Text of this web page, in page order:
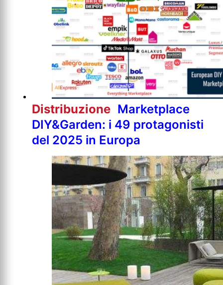
Distribuzione Marketplace
DIY&Garden: i 49 protagonisti
del 2025 in Europa